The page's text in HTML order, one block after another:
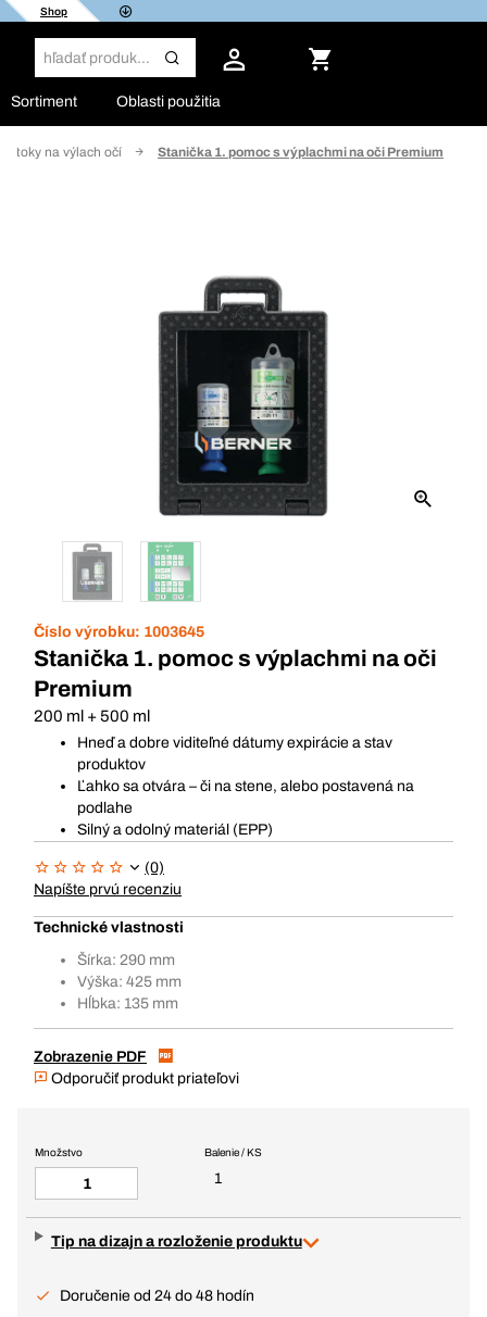
Shop
Sortiment Oblasti použitia
na výlach očí Stanička 1. pomoc s výplachmi na oči Premium
Číslo výrobku: 1003645
Stanička 1. pomoc s výplachmi na oči
Premium
200 ml + 500 ml
Hneď a dobre viditeľné dátumy expirácie a stav
produktov
Ľahko sa otvára – či na stene, alebo postavená na
podlahe
Silný a odolný materiál (EPP)
(0)
Napíšte prvú recenziu
Technické vlastnosti
Šírka: 290 mm
Výška: 425 mm
Hĺbka: 135 mm
Zobrazenie PDF
Odporučiť produkt priateľovi
Balenie / KS
1
Množstvo
Tip na dizajn a rozloženie produktu
Doručenie od 24 do 48 hodín